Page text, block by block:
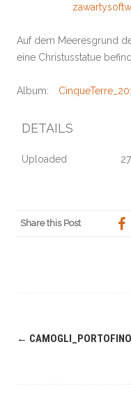
Auf dem Meeresgrund
eine Christusstatue
Album:
DETAILS
Uploaded
Share this Post
Navigation
← CAMOGLI_PORTOFINO